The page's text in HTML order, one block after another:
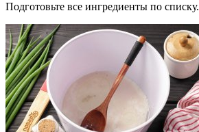
Подготовьте все ингредиенты по списку.